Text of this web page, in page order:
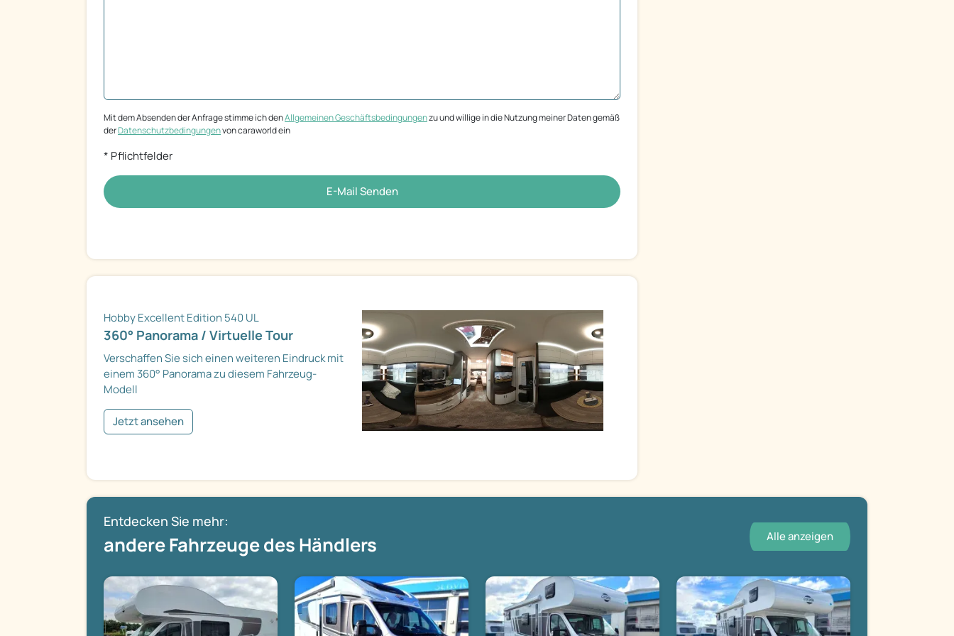
Mit dem Absenden der Anfrage stimme ich denAllgemeinen Geschäftsbedingungenzu und willige in die Nutzung meiner Daten gemäß
derDatenschutzbedingungenvon caraworld ein
* Pflichtfelder
E-Mail Senden
Hobby Excellent Edition 540 UL
360° Panorama / Virtuelle Tour
Verschaffen Sie sich einen weiteren Eindruck mit
einem 360° Panorama zu diesem Fahrzeug-
Modell
Jetzt ansehen
Entdecken Sie mehr:
andere Fahrzeuge des Händlers Alle anzeigen